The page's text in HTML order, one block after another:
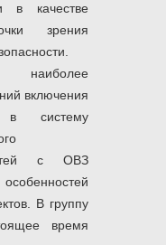
в качестве
зрения
наиболее
включения
в систему
с ОВЗ
В группу
время